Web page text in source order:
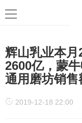
辉山乳业本
2600亿，蒙
通用磨坊销
2019-12-18 22:00